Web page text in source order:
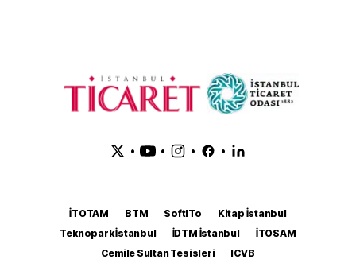
• • • •
İTOTAM BTM SoftITo
Kitap İstanbul
Teknopark İstanbul
İDTM İstanbul
İTOSAM
Cemile Sultan Tesisleri
ICVB